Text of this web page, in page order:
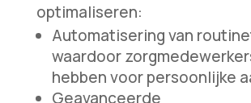
optimaliseren:
Automatisering van
waardoor
hebben voor persoonlijke
Geavanceerde